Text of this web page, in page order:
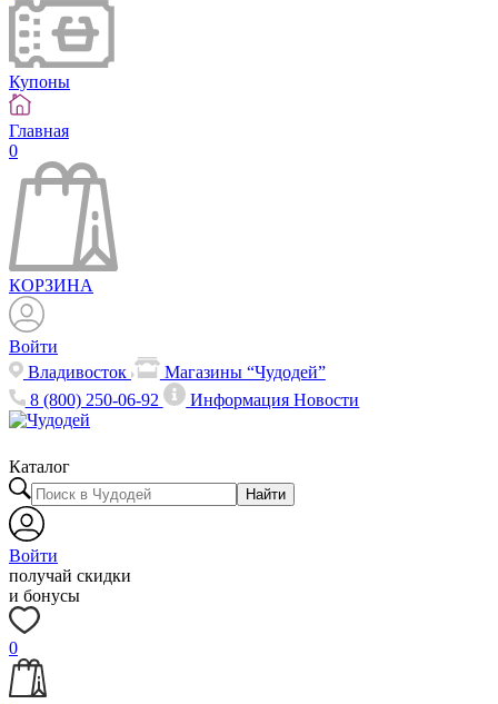
Купоны
Главная
0
КОРЗИНА
Войти
Владивосток
Магазины “Чудодей”
8 (800) 250-06-92
ИнформацияНовости
Каталог
Найти
Войти
получай скидки
и бонусы
0